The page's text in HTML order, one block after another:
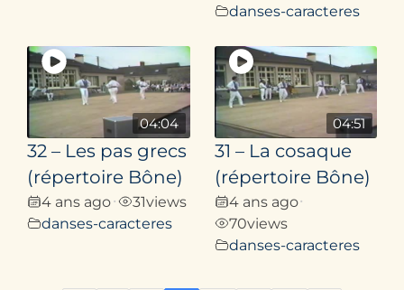
danses-caracteres
04:04
32 – Les pas grecs
(répertoire Bône)
4 ans ago• 31views
danses-caracteres
04:51
31 – La cosaque
(répertoire Bône)
4 ans ago•
70views
danses-caracteres